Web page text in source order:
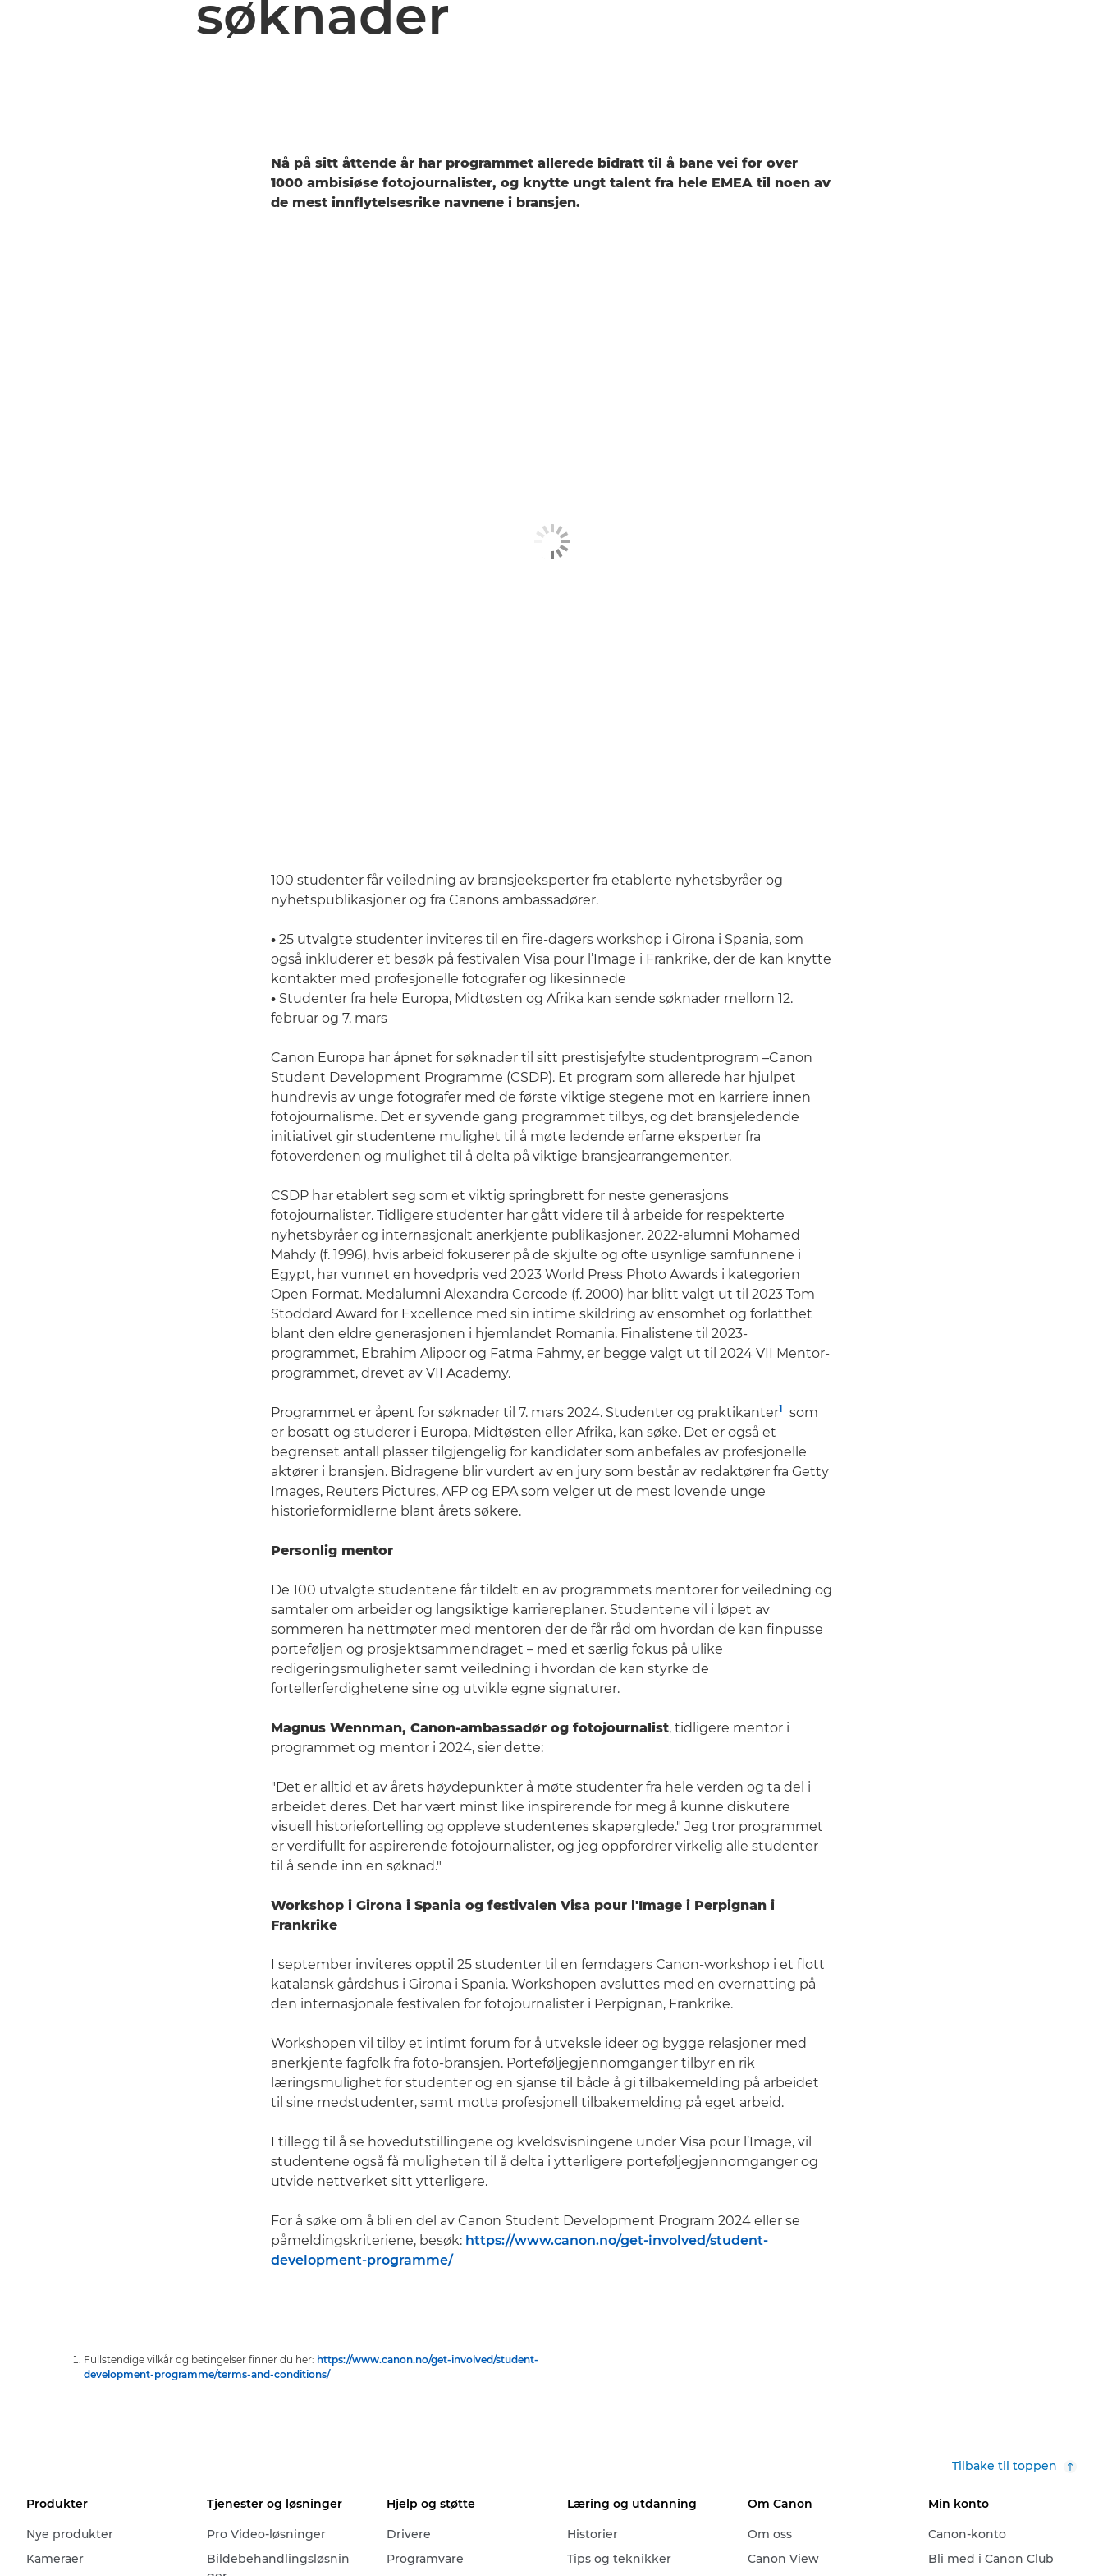
søknader
Nå på sitt åttende år har programmet allerede bidratt til å bane vei for over
1000 ambisiøse fotojournalister, og knytte ungt talent fra hele EMEA til noen av
de mest innflytelsesrike navnene i bransjen.
100 studenter får veiledning av bransjeeksperter fra etablerte nyhetsbyråer og
nyhetspublikasjoner og fra Canons ambassadører.
• 25 utvalgte studenter inviteres til en fire-dagers workshop i Girona i Spania, som
også inkluderer et besøk på festivalen Visa pour l’Image i Frankrike, der de kan knytte
kontakter med profesjonelle fotografer og likesinnede
• Studenter fra hele Europa, Midtøsten og Afrika kan sende søknader mellom 12.
februar og 7. mars
Canon Europa har åpnet for søknader til sitt prestisjefylte studentprogram –Canon
Student Development Programme (CSDP). Et program som allerede har hjulpet
hundrevis av unge fotografer med de første viktige stegene mot en karriere innen
fotojournalisme. Det er syvende gang programmet tilbys, og det bransjeledende
initiativet gir studentene mulighet til å møte ledende erfarne eksperter fra
fotoverdenen og mulighet til å delta på viktige bransjearrangementer.
CSDP har etablert seg som et viktig springbrett for neste generasjons
fotojournalister. Tidligere studenter har gått videre til å arbeide for respekterte
nyhetsbyråer og internasjonalt anerkjente publikasjoner. 2022-alumni Mohamed
Mahdy (f. 1996), hvis arbeid fokuserer på de skjulte og ofte usynlige samfunnene i
Egypt, har vunnet en hovedpris ved 2023 World Press Photo Awards i kategorien
Open Format. Medalumni Alexandra Corcode (f. 2000) har blitt valgt ut til 2023 Tom
Stoddard Award for Excellence med sin intime skildring av ensomhet og forlatthet
blant den eldre generasjonen i hjemlandet Romania. Finalistene til 2023-
programmet, Ebrahim Alipoor og Fatma Fahmy, er begge valgt ut til 2024 VII Mentor-
programmet, drevet av VII Academy.
Programmet er åpent for søknader til 7. mars 2024. Studenter og praktikanter1 som
er bosatt og studerer i Europa, Midtøsten eller Afrika, kan søke. Det er også et
begrenset antall plasser tilgjengelig for kandidater som anbefales av profesjonelle
aktører i bransjen. Bidragene blir vurdert av en jury som består av redaktører fra Getty
Images, Reuters Pictures, AFP og EPA som velger ut de mest lovende unge
historieformidlerne blant årets søkere.
Personlig mentor
De 100 utvalgte studentene får tildelt en av programmets mentorer for veiledning og
samtaler om arbeider og langsiktige karriereplaner. Studentene vil i løpet av
sommeren ha nettmøter med mentoren der de får råd om hvordan de kan finpusse
porteføljen og prosjektsammendraget – med et særlig fokus på ulike
redigeringsmuligheter samt veiledning i hvordan de kan styrke de
fortellerferdighetene sine og utvikle egne signaturer.
Magnus Wennman, Canon-ambassadør og fotojournalist, tidligere mentor i
programmet og mentor i 2024, sier dette:
"Det er alltid et av årets høydepunkter å møte studenter fra hele verden og ta del i
arbeidet deres. Det har vært minst like inspirerende for meg å kunne diskutere
visuell historiefortelling og oppleve studentenes skaperglede." Jeg tror programmet
er verdifullt for aspirerende fotojournalister, og jeg oppfordrer virkelig alle studenter
til å sende inn en søknad."
Workshop i Girona i Spania og festivalen Visa pour l'Image i Perpignan i
Frankrike
I september inviteres opptil 25 studenter til en femdagers Canon-workshop i et flott
katalansk gårdshus i Girona i Spania. Workshopen avsluttes med en overnatting på
den internasjonale festivalen for fotojournalister i Perpignan, Frankrike.
Workshopen vil tilby et intimt forum for å utveksle ideer og bygge relasjoner med
anerkjente fagfolk fra foto-bransjen. Porteføljegjennomganger tilbyr en rik
læringsmulighet for studenter og en sjanse til både å gi tilbakemelding på arbeidet
til sine medstudenter, samt motta profesjonell tilbakemelding på eget arbeid.
I tillegg til å se hovedutstillingene og kveldsvisningene under Visa pour l’Image, vil
studentene også få muligheten til å delta i ytterligere porteføljegjennomganger og
utvide nettverket sitt ytterligere.
For å søke om å bli en del av Canon Student Development Program 2024 eller se
påmeldingskriteriene, besøk: https://www.canon.no/get-involved/student-
development-programme/
Fullstendige vilkår og betingelser finner du her: https://www.canon.no/get-involved/student-
development-programme/terms-and-conditions/
Tilbake til toppen
Produkter
Nye produkter
Kameraer
Tjenester og løsninger
Pro Video-løsninger
Bildebehandlingsløsnin
Hjelp og støtte
Drivere
Programvare
Læring og utdanning
Historier
Tips og teknikker
Om Canon
Om oss
Canon View
Min konto
Canon-konto
Bli med i Canon Club